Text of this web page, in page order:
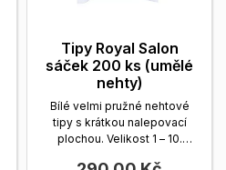
Tipy Royal Salon
sáček 200 ks (umělé
nehty)
Bílé velmi pružné nehtové
tipy s krátkou nalepovací
plochou. Velikost 1 – 10.